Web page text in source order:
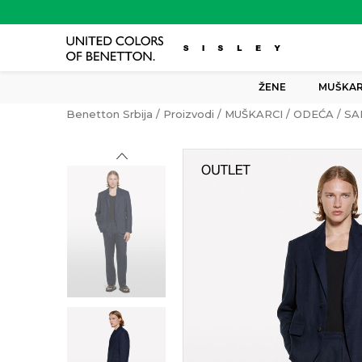
ŽENE
Benetton Srbija Proizvodi MUŠKARCI ODEĆA